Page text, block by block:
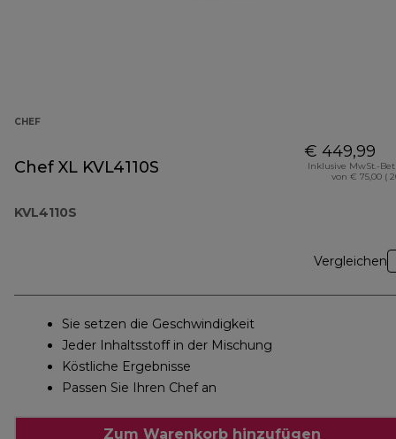
CHEF
Chef XL KVL4110S
KVL4110S
€ 449,99
Inklusive MwSt.-
von € 75,00 (
Vergleichen
Sie setzen die Geschwindigkeit
Jeder Inhaltsstoff in der Mischung
Köstliche Ergebnisse
Passen Sie Ihren Chef an
Zum Warenkorb hinzufügen